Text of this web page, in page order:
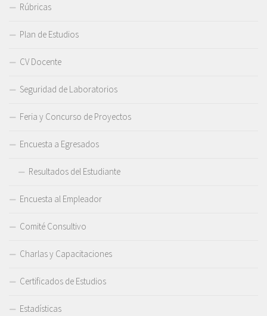
Rúbricas
Plan de Estudios
CV Docente
Seguridad de Laboratorios
Feria y Concurso de Proyectos
Encuesta a Egresados
Resultados del Estudiante
Encuesta al Empleador
Comité Consultivo
Charlas y Capacitaciones
Certificados de Estudios
Estadísticas